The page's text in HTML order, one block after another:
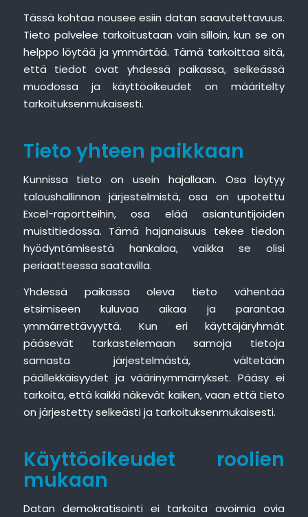
Tässä kohtaa nousee esiin datan saavutettavuus.
Tieto palvelee tarkoitustaan vain silloin, kun se on
helppo löytää ja ymmärtää. Tämä tarkoittaa sitä,
että tiedot ovat yhdessä paikassa, selkeässä
muodossa ja käyttöoikeudet on määritelty
tarkoituksenmukaisesti.
Tieto yhteen paikkaan
Kunnissa tieto on usein hajallaan. Osa löytyy
taloushallinnon järjestelmistä, osa on upotettu
Excel-raportteihin, osa elää asiantuntijoiden
muistitiedossa. Tämä hajanaisuus tekee tiedon
hyödyntämisestä hankalaa, vaikka se olisi
periaatteessa saatavilla.
Yhdessä paikassa oleva tieto vähentää
etsimiseen kuluvaa aikaa ja parantaa
ymmärrettävyyttä. Kun eri käyttäjäryhmät
pääsevät tarkastelemaan samoja tietoja
samasta järjestelmästä, vältetään
päällekkäisyydet ja väärinymmärrykset. Pääsy ei
tarkoita, että kaikki näkevät kaiken, vaan että tieto
on järjestetty selkeästi ja tarkoituksenmukaisesti.
Käyttöoikeudet roolien
mukaan
Datan demokratisointi ei tarkoita avoimia ovia